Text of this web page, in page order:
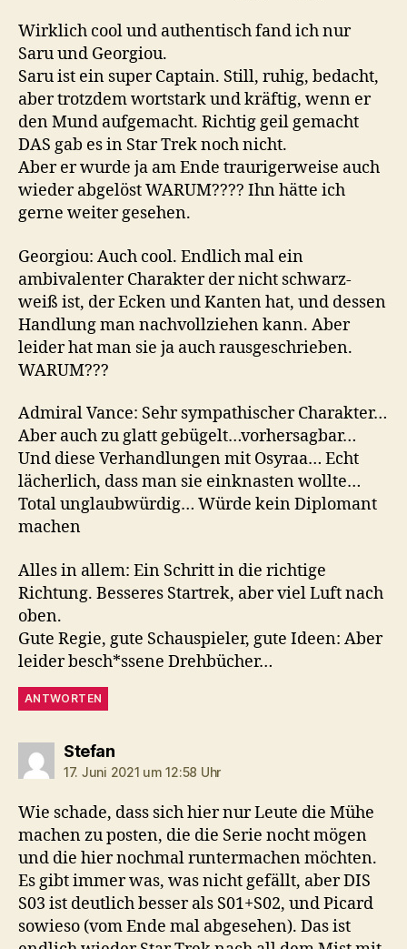
Wirklich cool und authentisch fand ich nur
Saru und Georgiou.
Saru ist ein super Captain. Still, ruhig, bedacht,
aber trotzdem wortstark und kräftig, wenn er
den Mund aufgemacht. Richtig geil gemacht
DAS gab es in Star Trek noch nicht.
Aber er wurde ja am Ende traurigerweise auch
wieder abgelöst WARUM???? Ihn hätte ich
gerne weiter gesehen.
Georgiou: Auch cool. Endlich mal ein
ambivalenter Charakter der nicht schwarz-
weiß ist, der Ecken und Kanten hat, und dessen
Handlung man nachvollziehen kann. Aber
leider hat man sie ja auch rausgeschrieben.
WARUM???
Admiral Vance: Sehr sympathischer Charakter…
Aber auch zu glatt gebügelt…vorhersagbar…
Und diese Verhandlungen mit Osyraa… Echt
lächerlich, dass man sie einknasten wollte…
Total unglaubwürdig… Würde kein Diplomant
machen
Alles in allem: Ein Schritt in die richtige
Richtung. Besseres Startrek, aber viel Luft nach
oben.
Gute Regie, gute Schauspieler, gute Ideen: Aber
leider besch*ssene Drehbücher…
ANTWORTEN
Stefansagt:
17. Juni 2021 um 12:58 Uhr
Wie schade, dass sich hier nur Leute die Mühe
machen zu posten, die die Serie nocht mögen
und die hier nochmal runtermachen möchten.
Es gibt immer was, was nicht gefällt, aber DIS
S03 ist deutlich besser als S01+S02, und Picard
sowieso (vom Ende mal abgesehen). Das ist